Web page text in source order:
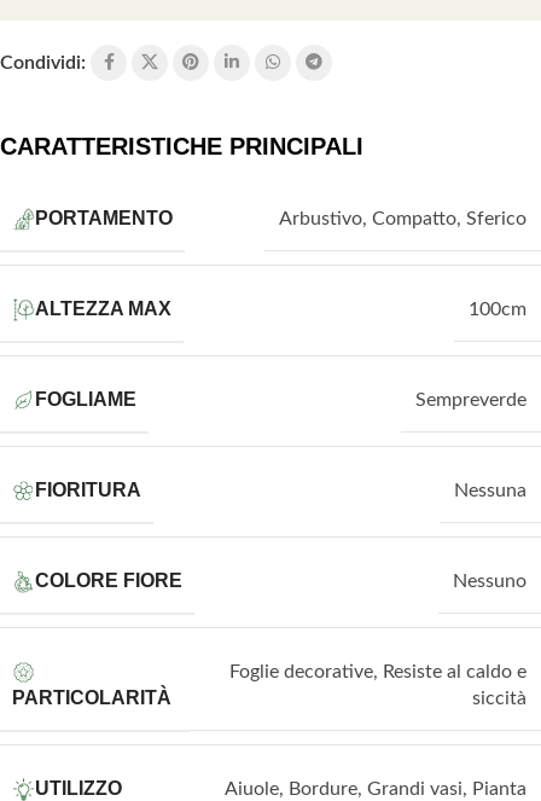
Condividi:
CARATTERISTICHE PRINCIPALI
PORTAMENTO Arbustivo, Compatto, Sferico
ALTEZZA MAX 100cm
FOGLIAME Sempreverde
FIORITURA Nessuna
COLORE FIORE Nessuno
PARTICOLARITÀ
Foglie decorative, Resiste al caldo e
siccità
UTILIZZO
Aiuole, Bordure, Grandi vasi, Pianta